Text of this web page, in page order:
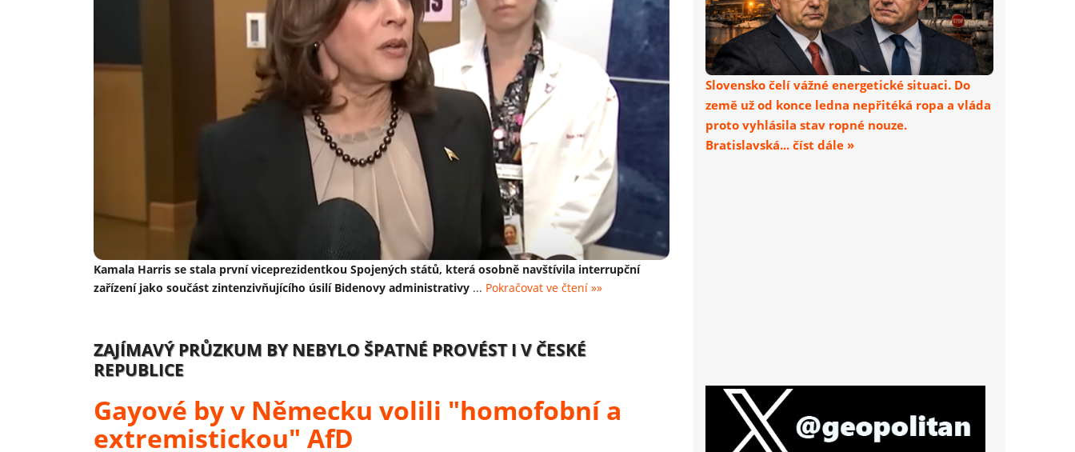
Kamala Harris se stala první viceprezidentkou Spojených států, která osobně navštívila interrupční
zařízení jako součást zintenzivňujícího úsilí Bidenovy administrativy ... Pokračovat ve čtení »»
ZAJÍMAVÝ PRŮZKUM BY NEBYLO ŠPATNÉ PROVÉST I V ČESKÉ
REPUBLICE
Gayové by v Německu volili "homofobní a
extremistickou" AfD
Slovensko čelí vážné energetické situaci. Do
země už od konce ledna nepřitéká ropa a vláda
proto vyhlásila stav ropné nouze.
Bratislavská... číst dále »